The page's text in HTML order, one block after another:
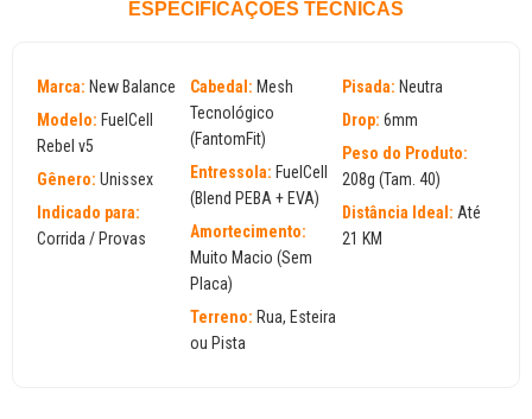
ESPECIFICAÇÕES TÉCNICAS
Marca: New Balance
Modelo: FuelCell
Rebel v5
Gênero: Unissex
Indicado para:
Corrida / Provas
Cabedal: Mesh
Tecnológico
(FantomFit)
Entressola: FuelCell
(Blend PEBA + EVA)
Amortecimento:
Muito Macio (Sem
Placa)
Terreno: Rua, Esteira
ou Pista
Pisada: Neutra
Drop: 6mm
Peso do Produto:
208g (Tam. 40)
Distância Ideal: Até
21 KM